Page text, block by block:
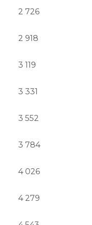
2 726
2 918
3 119
3 331
3 552
3 784
4 026
4 279